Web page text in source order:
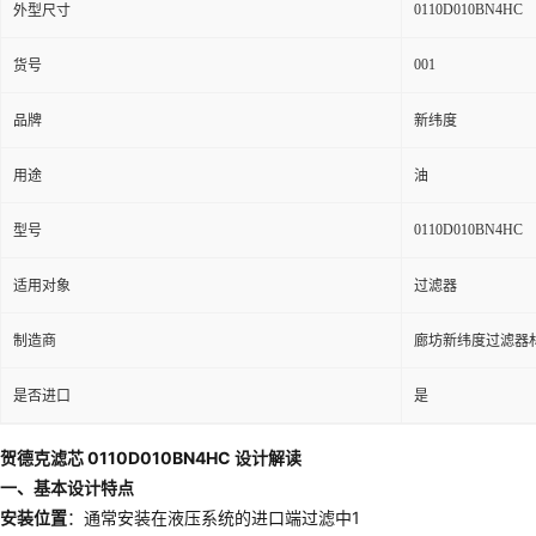
外型尺寸 0110D010BN4HC
货号 001
品牌 新纬度
用途 油
型号 0110D010BN4HC
适用对象 过滤器
制造商 廊坊新纬度过滤器
是否进口 是
贺德克滤芯 0110D010BN4HC 设计解读
一、基本设计特点
安装位置：通常安装在液压系统的进口端过滤中1